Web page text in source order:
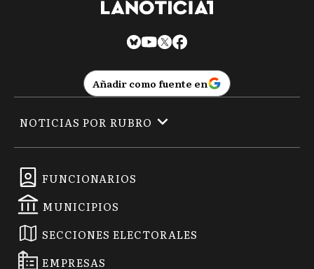
Añadir como fuente en
FUNCIONARIOS
MUNICIPIOS
SECCIONES ELECTORALES
EMPRESAS
NOTICIAS POR RUBRO